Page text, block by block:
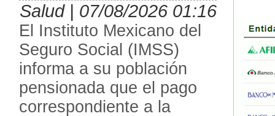
Salud | 07/08/2026 01:16
El Instituto Mexicano del
Seguro Social (IMSS)
informa a su población
pensionada que el pago
correspondiente a la